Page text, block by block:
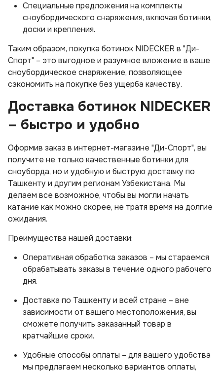
Специальные предложения на комплекты
сноубордического снаряжения, включая ботинки,
доски и крепления.
Таким образом, покупка ботинок NIDECKER в "Ди-
Спорт" – это выгодное и разумное вложение в ваше
сноубордическое снаряжение, позволяющее
сэкономить на покупке без ущерба качеству.
Доставка ботинок NIDECKER
– быстро и удобно
Оформив заказ в интернет-магазине "Ди-Спорт", вы
получите не только качественные ботинки для
сноуборда, но и удобную и быструю доставку по
Ташкенту и другим регионам Узбекистана. Мы
делаем все возможное, чтобы вы могли начать
катание как можно скорее, не тратя время на долгие
ожидания.
Преимущества нашей доставки:
Оперативная обработка заказов – мы стараемся
обрабатывать заказы в течение одного рабочего
дня.
Доставка по Ташкенту и всей стране – вне
зависимости от вашего местоположения, вы
сможете получить заказанный товар в
кратчайшие сроки.
Удобные способы оплаты – для вашего удобства
мы предлагаем несколько вариантов оплаты,